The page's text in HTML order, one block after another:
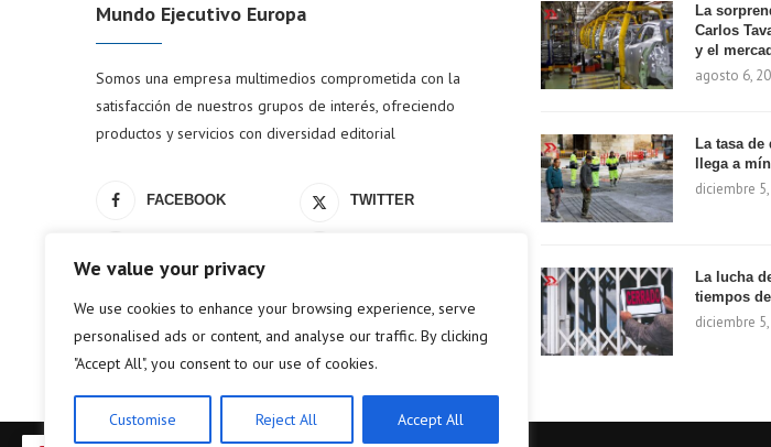
We value your privacy
We use cookies to enhance your browsing experience, serve
personalised ads or content, and analyse our traffic. By clicking
"Accept All", you consent to our use of cookies.
Customise Reject All Accept All
Mundo Ejecutivo Europa
Somos una empresa multimedios comprometida con la
satisfacción de nuestros grupos de interés, ofreciendo
productos y servicios con diversidad editorial
FACEBOOK TWITTER
La
Carlos
y el
agosto 6,
La tasa
llega a
diciembre
La lucha
tiempos
diciembre